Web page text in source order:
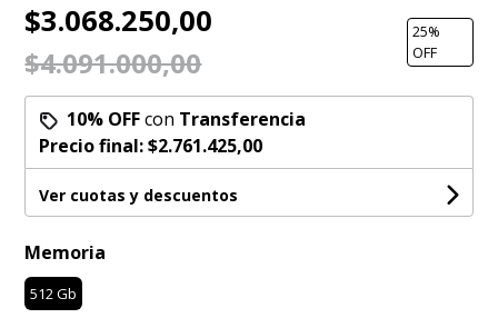
$3.068.250,00
$4.091.000,00
25%
OFF
10% OFFcon Transferencia
Precio final:$2.761.425,00
Ver cuotas y descuentos
Memoria
512 Gb